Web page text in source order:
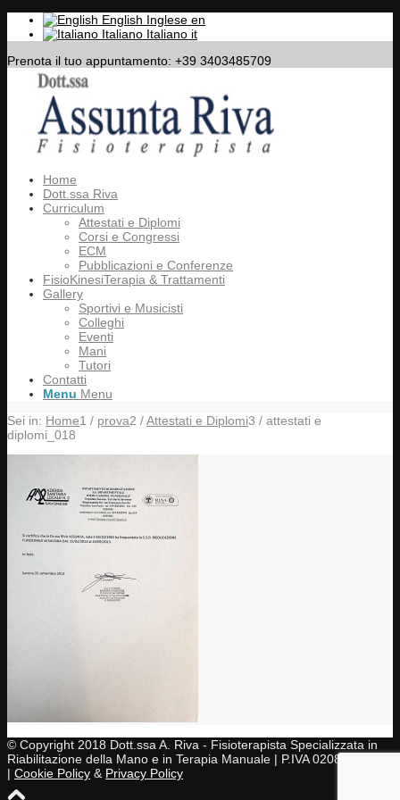
English Inglese en
Italiano Italiano it
Prenota il tuo appuntamento: +39 3403485709
Home
Dott.ssa Riva
Curriculum
Attestati e Diplomi
Corsi e Congressi
ECM
Pubblicazioni e Conferenze
FisioKinesiTerapia & Trattamenti
Gallery
Sportivi e Musicisti
Colleghi
Eventi
Mani
Tutori
Contatti
Menu Menu
Sei in: Home1 / prova2 /Attestati e Diplomi3 / attestati e
diplomi_018
© Copyright 2018 Dott.ssa A. Riva - Fisioterapista Specializzata in
Riabilitazione della Mano e in Terapia Manuale | P.IVA 02083430997
| Cookie Policy & Privacy Policy